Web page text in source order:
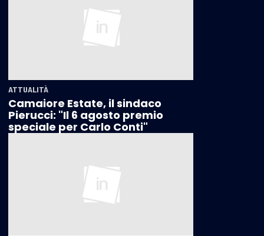
ATTUALITÀ
Camaiore Estate, il sindaco
Pierucci: "Il 6 agosto premio
speciale per Carlo Conti"